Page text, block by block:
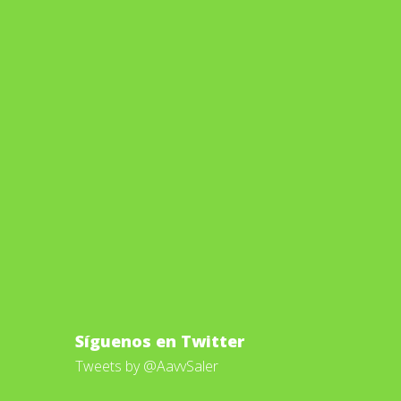
Síguenos en Twitter
Tweets by @AavvSaler